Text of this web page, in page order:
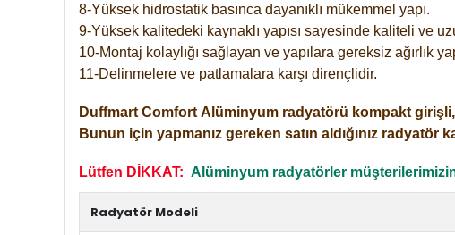
8-Yüksek hidrostatik basınca dayanıklı mükemmel yapı.
9-Yüksek kalitedeki kaynaklı yapısı sayesinde kaliteli ve
10-Montaj kolaylığı sağlayan ve yapılara gereksiz ağırlık
11-Delinmelere ve patlamalara karşı dirençlidir.
Duffmart Comfort Alüminyum radyatörü kompakt
Bunun için yapmanız gereken satın aldığınız radyatör
Lütfen DİKKAT: Alüminyum radyatörler
Radyatör Modeli